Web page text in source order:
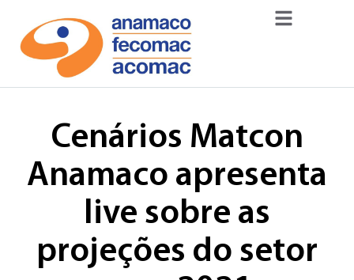
Cenários Matcon
Anamaco apresenta
live sobre as
projeções do setor